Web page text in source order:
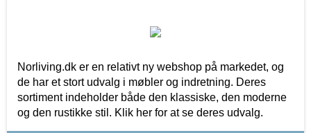
Norliving.dk er en relativt ny webshop på markedet, og
de har et stort udvalg i møbler og indretning. Deres
sortiment indeholder både den klassiske, den moderne
og den rustikke stil. Klik her for at se deres udvalg.